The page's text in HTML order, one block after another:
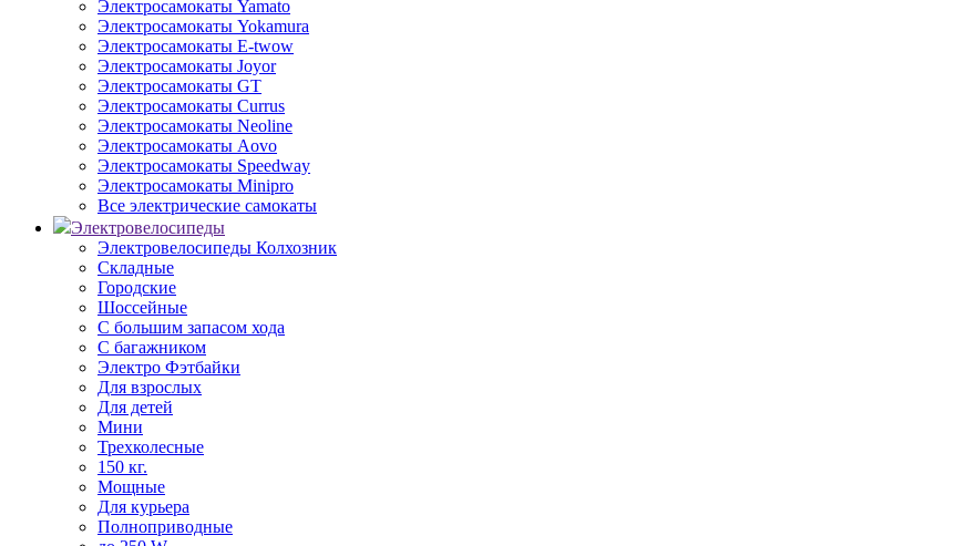
Электросамокаты Yamato
Электросамокаты Yokamura
Электросамокаты E-twow
Электросамокаты Joyor
Электросамокаты GT
Электросамокаты Currus
Электросамокаты Neoline
Электросамокаты Aovo
Электросамокаты Speedway
Электросамокаты Minipro
Все электрические самокаты
Электровелосипеды
Электровелосипеды Колхозник
Складные
Городские
Шоссейные
С большим запасом хода
С багажником
Электро Фэтбайки
Для взрослых
Для детей
Мини
Трехколесные
150 кг.
Мощные
Для курьера
Полноприводные